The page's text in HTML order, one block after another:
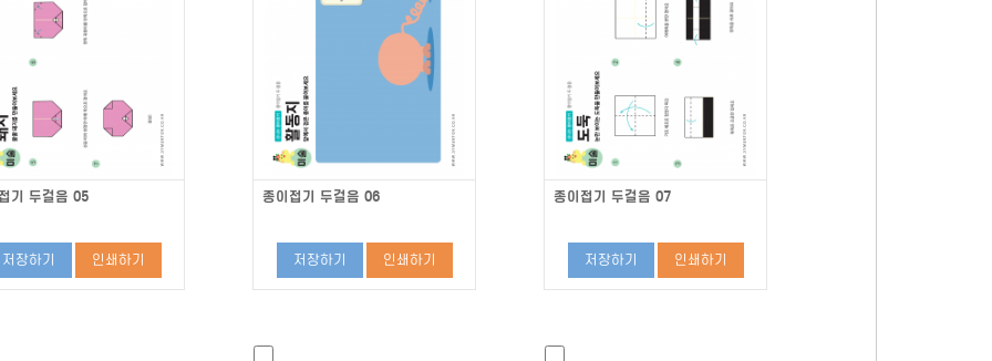
기 두걸음 05
저장하기 인쇄하기
종이접기 두걸음 06
저장하기 인쇄하기
종이접기 두걸음 07
저장하기 인쇄하기